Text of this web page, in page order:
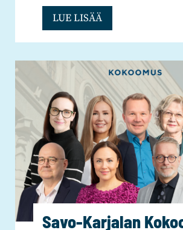
-
L
e
n
a
T
a
l
i
t
i
e
LUE LISÄÄA
l
v
a
l
t
u
u
t
e
Savo-Karjalan